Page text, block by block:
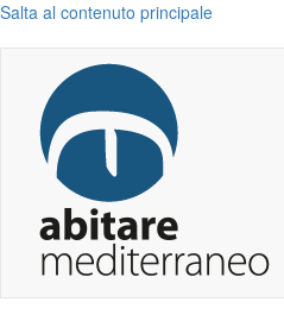
Salta al contenuto principale